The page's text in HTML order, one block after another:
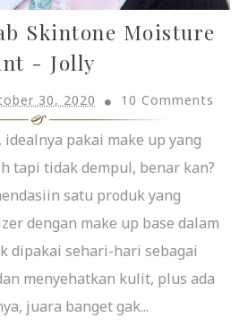
Skintone Moisture
- Jolly
30, 2020 10 Comments
pakai make up yang
tapi tidak dempul, benar kan?
satu produk yang
dengan make up base dalam
dipakai sehari-hari sebagai
menyehatkan kulit, plus ada
juara banget gak...